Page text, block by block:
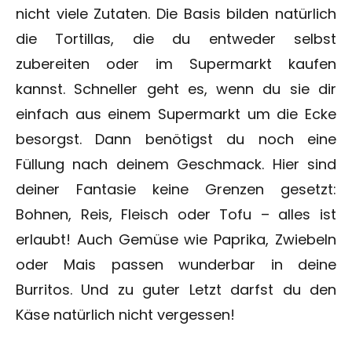
nicht viele Zutaten. Die Basis bilden natürlich
die Tortillas, die du entweder selbst
zubereiten oder im Supermarkt kaufen
kannst. Schneller geht es, wenn du sie dir
einfach aus einem Supermarkt um die Ecke
besorgst. Dann benötigst du noch eine
Füllung nach deinem Geschmack. Hier sind
deiner Fantasie keine Grenzen gesetzt:
Bohnen, Reis, Fleisch oder Tofu – alles ist
erlaubt! Auch Gemüse wie Paprika, Zwiebeln
oder Mais passen wunderbar in deine
Burritos. Und zu guter Letzt darfst du den
Käse natürlich nicht vergessen!